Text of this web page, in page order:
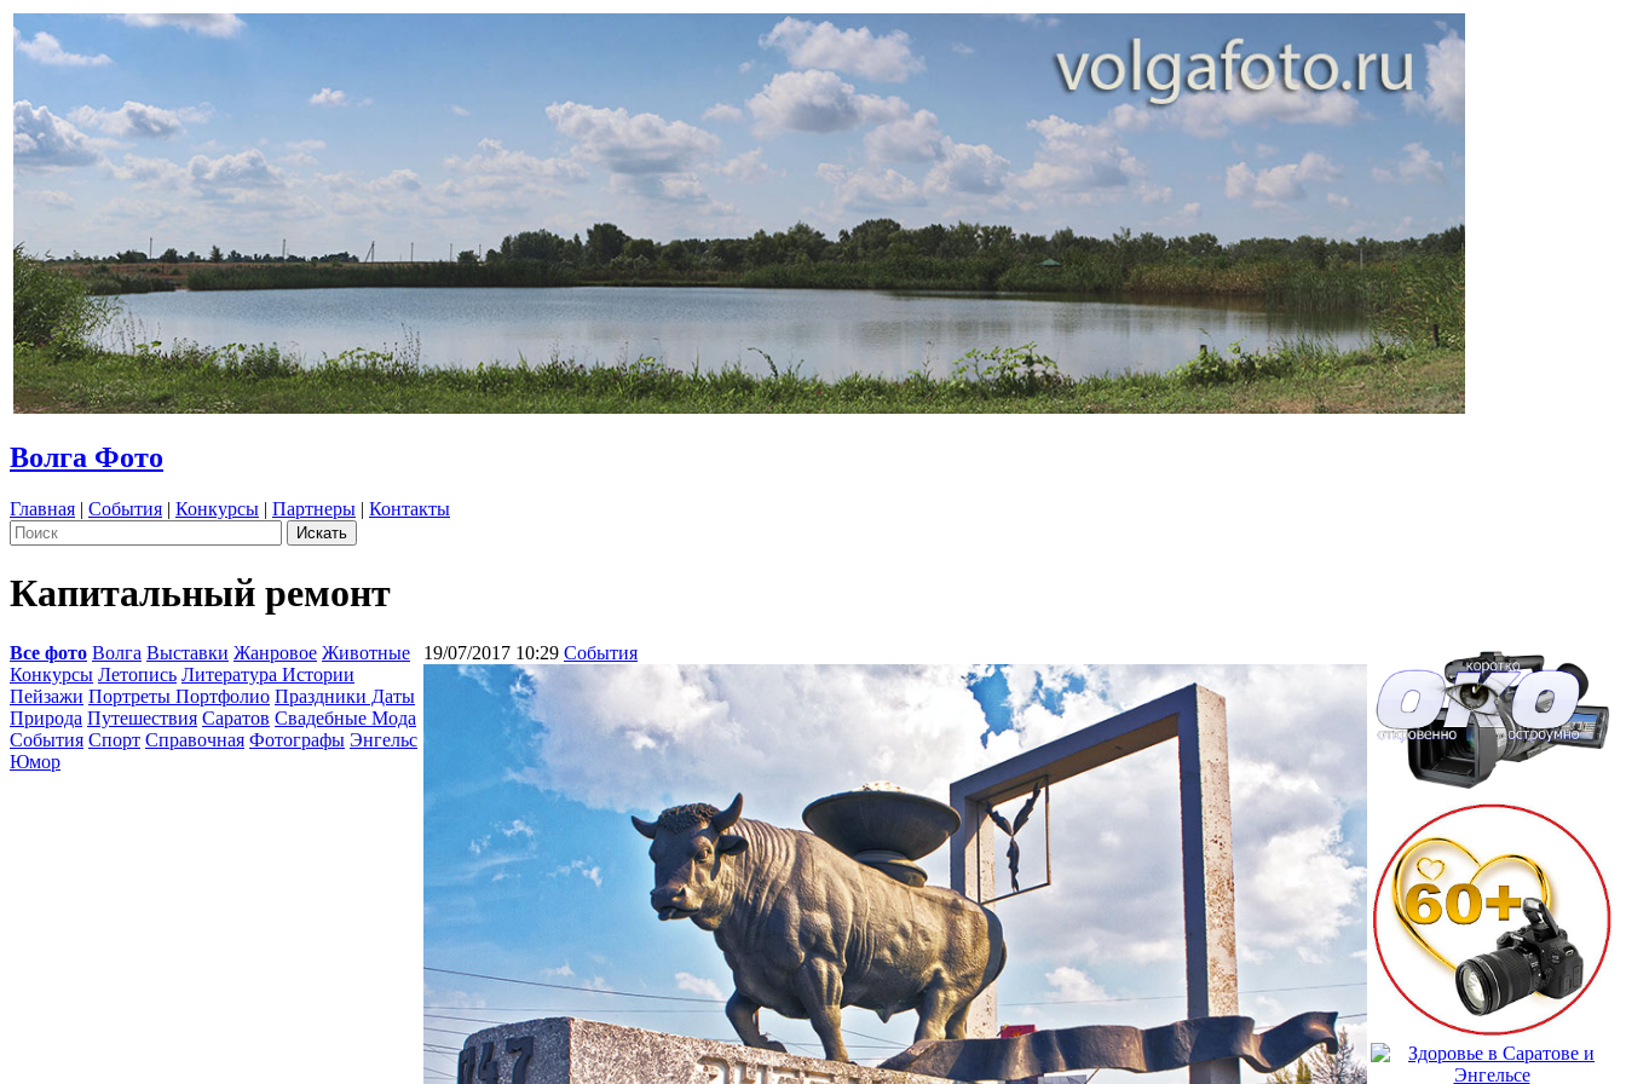
Волга Фото
Главная | События | Конкурсы | Партнеры | Контакты
Капитальный ремонт
Все фото Волга Выставки Жанровое Животные
Конкурсы Летопись Литература Истории
Пейзажи Портреты Портфолио Праздники Даты
Природа Путешествия Саратов Свадебные Мода
События Спорт Справочная Фотографы Энгельс
Юмор
19/07/2017 10:29 События